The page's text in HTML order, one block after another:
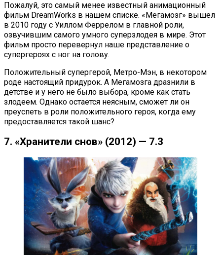
Пожалуй, это самый менее известный анимационный
фильм DreamWorks в нашем списке. «Мегамозг» вышел
в 2010 году с Уиллом Феррелом в главной роли,
озвучившим самого умного суперзлодея в мире. Этот
фильм просто перевернул наше представление о
супергероях с ног на голову.
Положительный супергерой, Метро-Мэн, в некотором
роде настоящий придурок. А Мегамозга дразнили в
детстве и у него не было выбора, кроме как стать
злодеем. Однако остается неясным, сможет ли он
преуспеть в роли положительного героя, когда ему
предоставляется такой шанс?
7. «Хранители снов» (2012) — 7.3